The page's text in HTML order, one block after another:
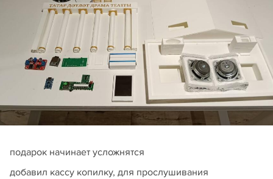
подарок начинает усложнятся
добавил кассу копилку, для прослушивания